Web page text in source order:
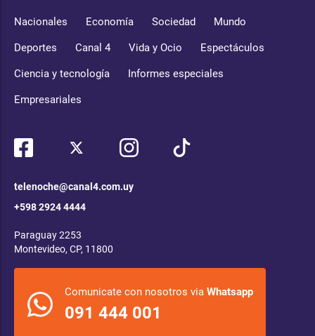
Nacionales Economía Sociedad Mundo
Deportes Canal 4 Vida y Ocio Espectáculos
Ciencia y tecnología Informes especiales
Empresariales
telenoche@canal4.com.uy
+598 2924 4444
Paraguay 2253
Montevideo, CP, 11800
Comunicate con nosotros via Whatsapp
091 444 001